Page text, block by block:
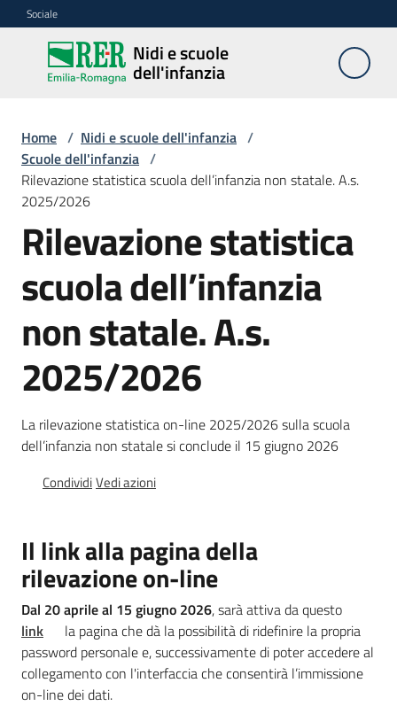
Vai al contenuto
Vai alla navigazione
Vai al footer
Sociale
Nidi e scuole
dell'infanzia
Nidi e
scuole
Servizi
educativi
prima
infanzia
3
anni)
Scuole
(4-
5
Menu selezionato
Bambini
e
adolescenti
Home / Nidi e scuole dell'infanzia /
Scuole dell'infanzia /
Rilevazione statistica scuola dell’infanzia non statale. A.s.
2025/2026
Rilevazione statistica
scuola dell’infanzia
non statale. A.s.
2025/2026
La rilevazione statistica on-line 2025/2026 sulla scuola
dell’infanzia non statale si conclude il 15 giugno 2026
CondividiVedi azioni
Il link alla pagina della
rilevazione on-line
Dal 20 aprile al 15 giugno 2026, sarà attiva da questo
link
la pagina che dà la possibilità di ridefinire la propria
password personale e, successivamente di poter accedere al
collegamento con l'interfaccia che consentirà l’immissione
on-line dei dati.